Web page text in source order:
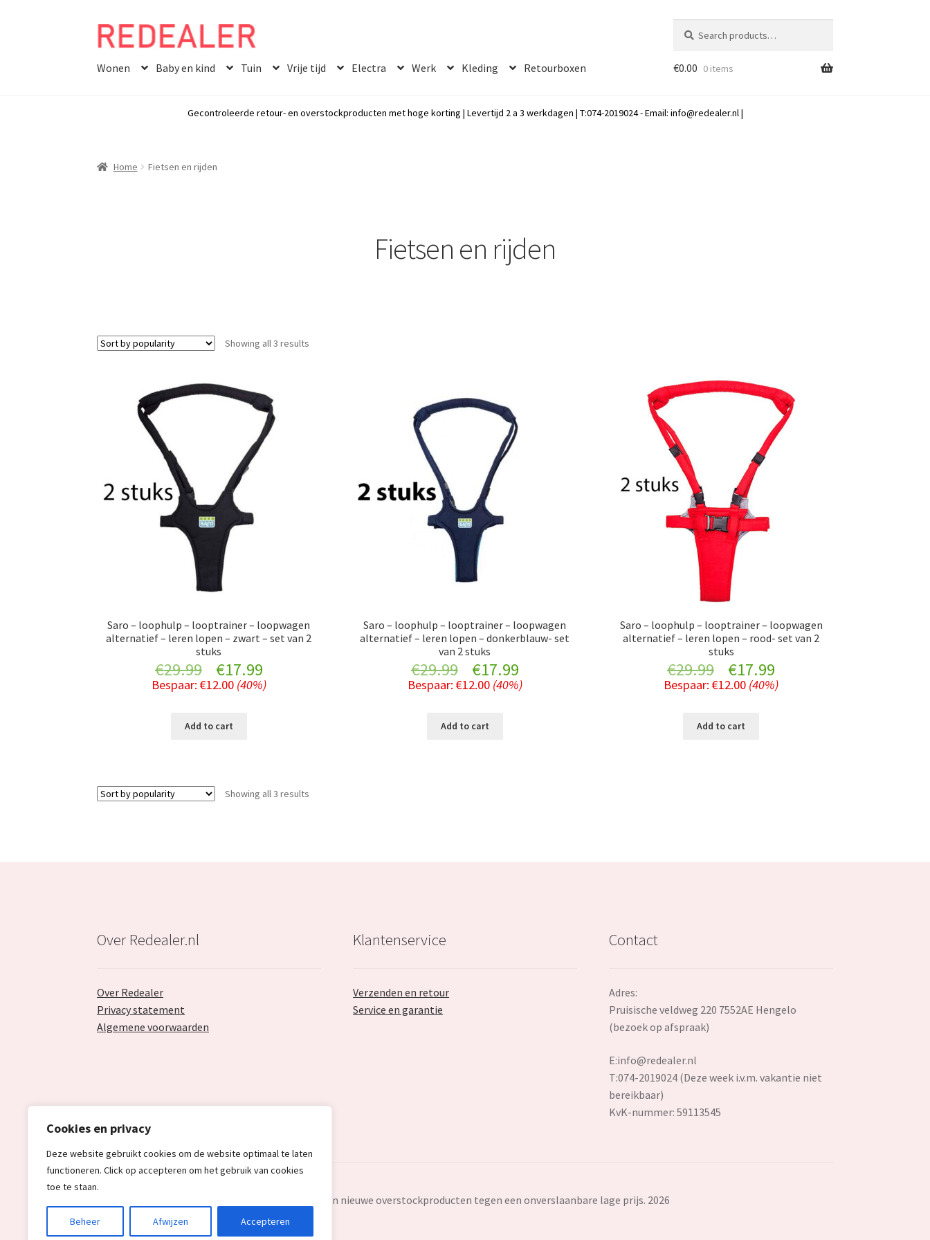
Cookies en privacy
Deze website gebruikt cookies om de website optimaal te laten
functioneren. Click op accepteren om het gebruik van cookies
toe te staan.
Beheer Afwijzen Accepteren
Skip
navigation
Skip
content
for:
Wonen Baby en kind Tuin Vrije tijd Electra Werk Kleding Retourboxen €0.00 0 items
Gecontroleerde retour- en overstockproducten met hoge korting | Levertijd 2 a 3 werkdagen | T:074-2019024 - Email: info@redealer.nl|
Home Fietsen en rijden
Fietsen en rijden
Showing all 3 results
Saro – loophulp – looptrainer – loopwagen
alternatief – leren lopen – zwart – set van 2
stuks
€29.99
Original
price
was:
€17.99Current
price
Bespaar: €12.00 (40%)
Add to cart
Saro – loophulp – looptrainer – loopwagen
alternatief – leren lopen – donkerblauw- set
van 2 stuks
€29.99
Original
price
was:
€17.99
price
Bespaar: €12.00 (40%)
Add to cart
Saro – loophulp – looptrainer – loopwagen
alternatief – leren lopen – rood- set van 2
stuks
€29.99
Original
price
was:
€17.99
price
Bespaar:€12.00 (40%)
Add to cart
Showing all 3 results
Over Redealer.nl
Over Redealer
Privacy statement
Algemene voorwaarden
Klantenservice
Verzenden en retour
Service en garantie
Contact
Adres:
Pruisische veldweg 220 7552AE Hengelo
(bezoek op afspraak)
E:info@redealer.nl
T:074-2019024 (Deze week i.v.m. vakantie niet
bereikbaar)
KvK-nummer: 59113545
© Redealer.nl | Gecontroleerde retourproducten en nieuwe overstockproducten tegen een onverslaanbare lage prijs. 2026